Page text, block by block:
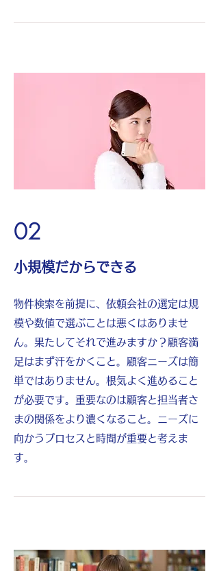
02
小規模だからできる
物件検索を前提に、依頼会社の選定は規
模や数値で選ぶことは悪くはありませ
ん。果たしてそれで進みますか？顧客満
足はまず汗をかくこと。顧客ニーズは簡
単ではありません。根気よく進めること
が必要です。重要なのは顧客と担当者さ
まの関係をより濃くなること。ニーズに
向かうプロセスと時間が重要と考えま
す。